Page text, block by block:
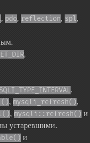
, pdo, reflection, spl,
,
.
, mysqli_refresh(),
, mysqli::refresh() и
устаревшими.
и